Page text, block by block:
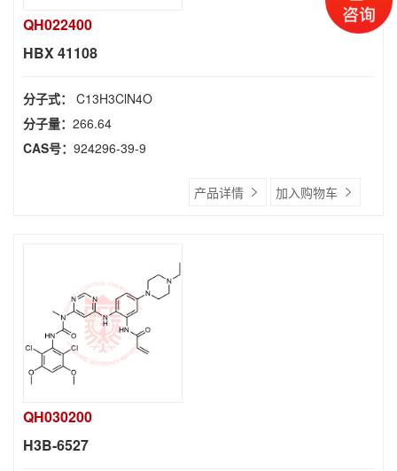
QH022400
HBX 41108
分子式： C13H3ClN4O
分子量： 266.64
CAS号： 924296-39-9
产品详情 加入购物车
QH030200
H3B-6527